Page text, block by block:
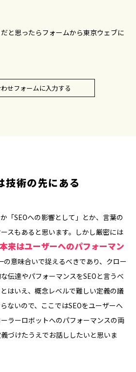
と思ったらフォームから東京ウェブに
せフォームに入力する
技術の先にある
「SEOへの影響として」とか、言葉の
スもあると思います。しかし厳密には
本来はユーザーへのパフォーマン
の意味合いで捉えるべきであり、クロー
伝達やパフォーマンスをSEOと言うべ
はいえ、概念レベルで難しい定義の議
ないので、ここではSEOをユーザーへ
ラーロボットへのパフォーマンスの両
づけたうえでお話ししたいと思いま